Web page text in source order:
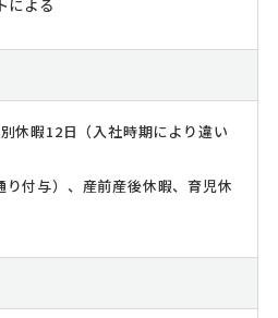
による
休暇12日（入社時期により違い
付与）、産前産後休暇、育児休